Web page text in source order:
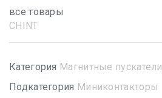
все товары
CHINT
Категория Магнитные пускатели
Подкатегория Миниконтакторы